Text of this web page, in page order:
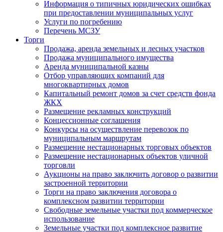
Информация о типичных юридических ошибках
при предоставлении муниципальных услуг
Услуги по погребению
Перечень МСЗУ
Торги
Продажа, аренда земельных и лесных участков
Продажа муниципального имущества
Аренда муниципальной казны
Отбор управляющих компаний для
многоквартирных домов
Капитальный ремонт домов за счет средств фонда
ЖКХ
Размещение рекламных конструкций
Концессионные соглашения
Конкурсы на осуществление перевозок по
муниципальным маршрутам
Размещение нестационарных торговых объектов
Размещение нестационарных объектов уличной
торговли
Аукционы на право заключить договор о развитии
застроенной территории
Торги на право заключения договора о
комплексном развитии территории
Свободные земельные участки под коммерческое
использование
Земельные участки под комплексное развитие